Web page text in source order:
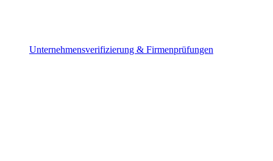
Unternehmensverifizierung & Firmenprüfungen